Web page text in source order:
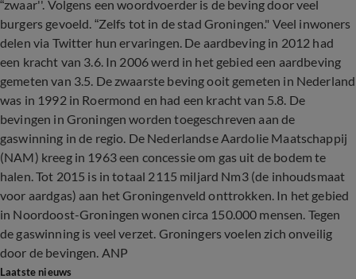
“zwaar''. Volgens een woordvoerder is de beving door veel
burgers gevoeld. “Zelfs tot in de stad Groningen." Veel inwoners
delen via Twitter hun ervaringen. De aardbeving in 2012 had
een kracht van 3.6. In 2006 werd in het gebied een aardbeving
gemeten van 3.5. De zwaarste beving ooit gemeten in Nederland
was in 1992 in Roermond en had een kracht van 5.8. De
bevingen in Groningen worden toegeschreven aan de
gaswinning in de regio. De Nederlandse Aardolie Maatschappij
(NAM) kreeg in 1963 een concessie om gas uit de bodem te
halen. Tot 2015 is in totaal 2115 miljard Nm3 (de inhoudsmaat
voor aardgas) aan het Groningenveld onttrokken. In het gebied
in Noordoost-Groningen wonen circa 150.000 mensen. Tegen
de gaswinning is veel verzet. Groningers voelen zich onveilig
door de bevingen. ANP
Laatste nieuws